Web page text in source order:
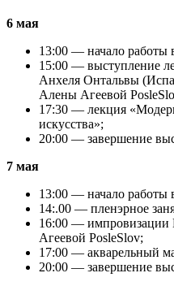
6 мая
13:00 — начало работы
15:00 — выступление
Анхеля Онтальвы
Алены Агеевой
17:30 — лекция
искусства»;
20:00 — завершение
7 мая
13:00 — начало работы
14:.00 — пленэрное
16:00 — импровизации
Агеевой PosleSlov;
17:00 — акварельный
20:00 — завершение